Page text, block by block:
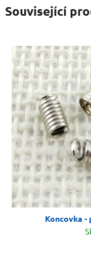
Související
Koncovka -